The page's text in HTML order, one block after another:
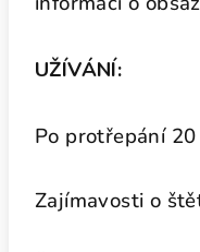
UŽÍVÁNÍ:
Po protřepání
Zajímavosti o